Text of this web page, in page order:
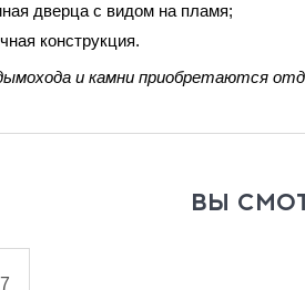
дверца с видом на пламя;
конструкция.
и камни приобретаются
ВЫ